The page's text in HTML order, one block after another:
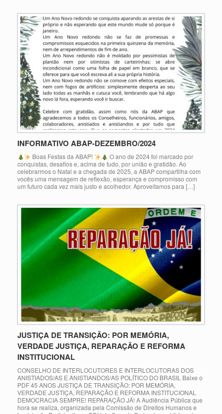
INFORMATIVO ABAP-DEZEMBRO/2024
Boas Festas da ABAP!
O ano de 2024 foi marcado por
conquistas, desafios e, acima de tudo, por união e gratidão. Ao
celebrarmos o Natal e a chegada de 2025, a ABAP compartilha com
vocês uma mensagem de reflexão, esperança e compromisso com
um futuro cada vez mais justo e acolhedor. Aproveitamos para […]
JUSTIÇA DE TRANSIÇÃO: POR MEMÓRIA,
VERDADE JUSTIÇA, REPARAÇÃO E REFORMA
INSTITUCIONAL
CONSELHO DE INTERLOCUTORES E INTERLOCUTORAS DOS
ANISTIADOS/AS E ANISTIANDOS/AS POLÍTICO DO BRASIL Baixe o
PDF 45 ANOS JUSTIÇA DE TRANSIÇÃO: POR MEMÓRIA,
VERDADE JUSTIÇA, REPARAÇÃO E REFORMA INSTITUCIONAL
DEMOCRACIA SEMPRE! REPARAÇÃO JÁ! A Audiência Pública que
hora se realiza, organizada pela Comissão de Direitos Humanos e